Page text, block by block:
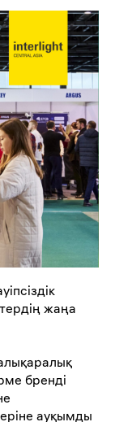
жаңа
бренді
ауқымды